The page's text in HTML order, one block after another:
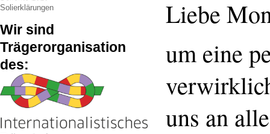
Solierklärungen
Wir sind
Trägerorganisation
des:
Liebe
um eine
uns an